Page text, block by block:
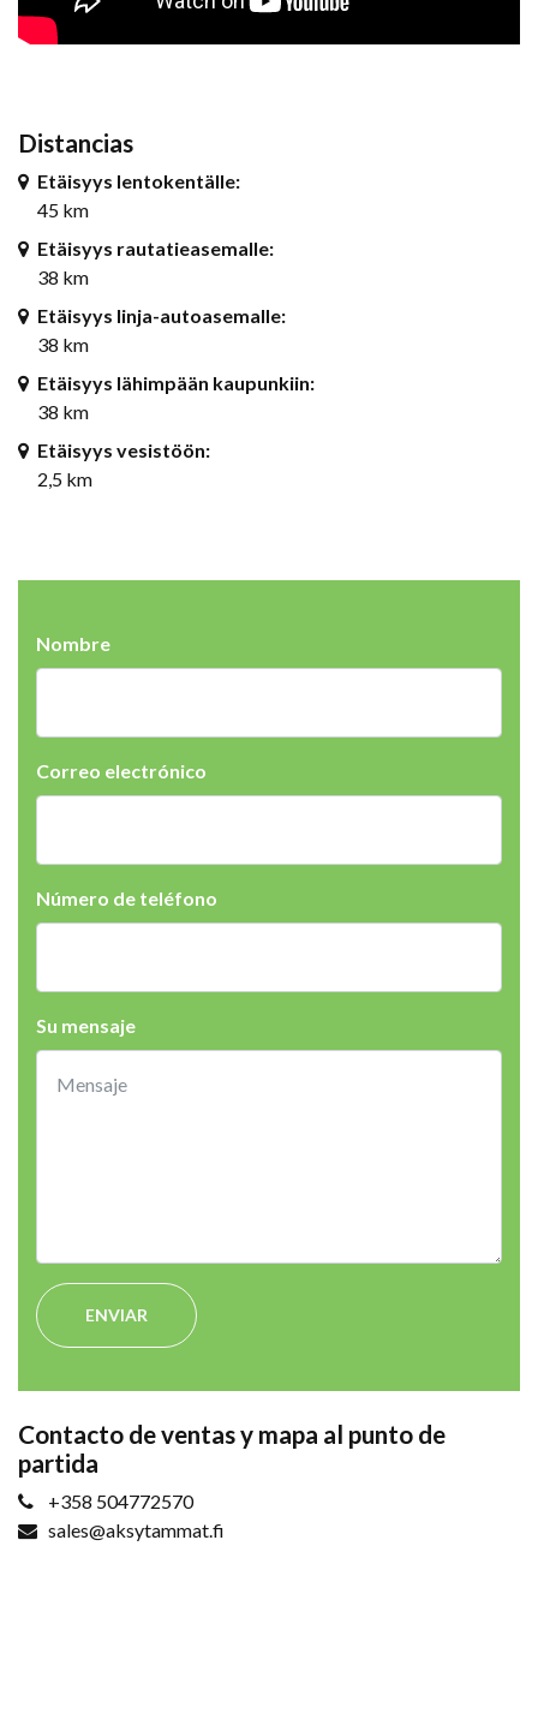
Distancias
Etäisyys lentokentälle:
45 km
Etäisyys rautatieasemalle:
38 km
Etäisyys linja-autoasemalle:
38 km
Etäisyys lähimpään kaupunkiin:
38 km
Etäisyys vesistöön:
2,5 km
Nombre
Correo electrónico
Número de teléfono
Su mensaje
ENVIAR
Contacto de ventas y mapa al punto de
partida
+358 504772570
sales@aksytammat.fi